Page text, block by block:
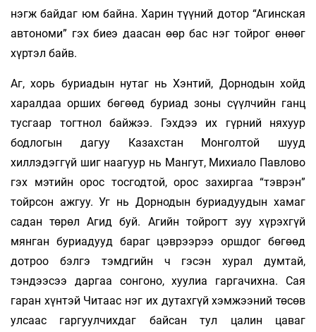
нэгж байдаг юм байна. Харин түүний дотор “Агинская
автономи” гэх биеэ даасан өөр бас нэг тойрог өнөөг
хүртэл байв.
Аг, хорь буриадын нутаг нь Хэнтий, Дорнодын хойд
харалдаа орших бөгөөд буриад зоны сүүлчийн ганц
тусгаар тогтнол байжээ. Гэхдээ их гүрний няхуур
бодлогын дагуу Казахстан Монголтой шууд
хиллэдэггүй шиг наагуур нь Мангут, Михиало Павлово
гэх мэтийн орос тосгодтой, орос захиргаа “тэврэн”
тойрсон ажгуу. Уг нь Дорнодын буриадуудын хамаг
садан төрөл Агид буй. Агийн тойрогт зуу хүрэхгүй
мянган буриадууд бараг цэврээрээ оршдог бөгөөд
дотроо бэлгэ тэмдгийн ч гэсэн хурал думтай,
тэндээсээ даргаа сонгоно, хуулиа гаргачихна. Сая
гаран хүнтэй Читаас нэг их дутахгүй хэмжээний төсөв
улсаас гаргуулчихдаг байсан тул цалин цаваг